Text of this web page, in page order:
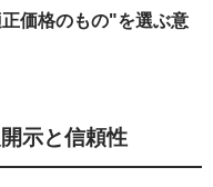
価格のもの"を選ぶ意
示と信頼性